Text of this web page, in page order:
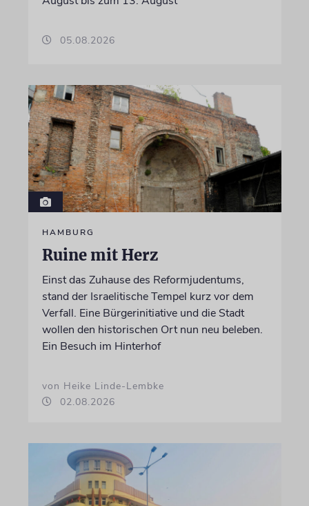
05.08.2026
HAMBURG
Ruine mit Herz
Einst das Zuhause des Reformjudentums,
stand der Israelitische Tempel kurz vor dem
Verfall. Eine Bürgerinitiative und die Stadt
wollen den historischen Ort nun neu beleben.
Ein Besuch im Hinterhof
von Heike Linde-Lembke
02.08.2026